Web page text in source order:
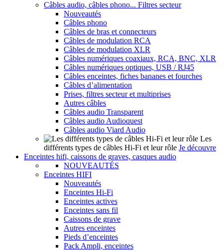
Câbles audio, câbles phono... Filtres secteur
Nouveautés
Câbles phono
Câbles de bras et connecteurs
Câbles de modulation RCA
Câbles de modulation XLR
Câbles numériques coaxiaux, RCA, BNC, XLR
Câbles numériques optiques, USB / RJ45
Câbles enceintes, fiches bananes et fourches
Câbles d’alimentation
Prises, filtres secteur et multiprises
Autres câbles
Câbles audio Transparent
Câbles audio Audioquest
Câbles audio Viard Audio
Les
différents types de câbles Hi-Fi et leur rôle Je découvre
Enceintes hifi, caissons de graves, casques audio
NOUVEAUTÉS
Enceintes HIFI
Nouveautés
Enceintes Hi-Fi
Enceintes actives
Enceintes sans fil
Caissons de grave
Autres enceintes
Pieds d’enceintes
Pack Ampli, enceintes